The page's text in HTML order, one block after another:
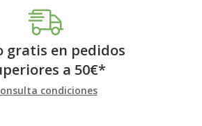
gratis en pedidos
a 50€*
condiciones